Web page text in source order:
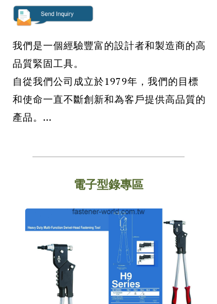
我們是一個經驗豐富的設計者和製造商的高
品質緊固工具。
自從我們公司成立於1979年，我們的目標
和使命一直不斷創新和為客戶提供高品質的
產品。...
電子型錄專區